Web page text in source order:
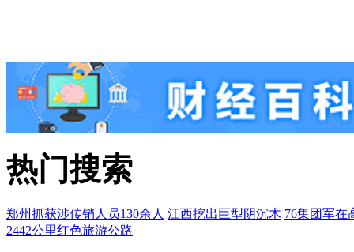
热门搜索
郑州抓获涉传销人员130余人 江西挖出巨型阴沉木 76集团军在
2442公里红色旅游公路